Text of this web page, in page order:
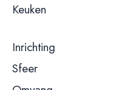
Keuken
Inrichting
Sfeer